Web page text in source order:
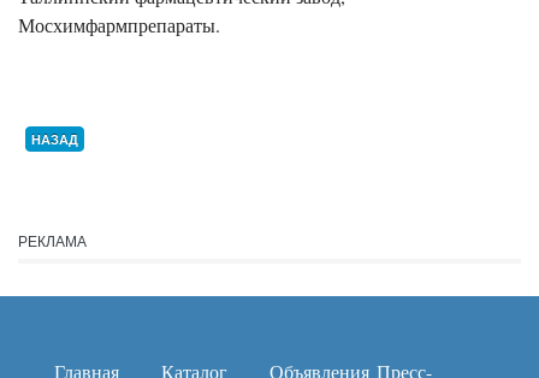
Мосхимфармпрепараты.
НАЗАД
РЕКЛАМА
Главная
Каталог
Объявления Пресс-